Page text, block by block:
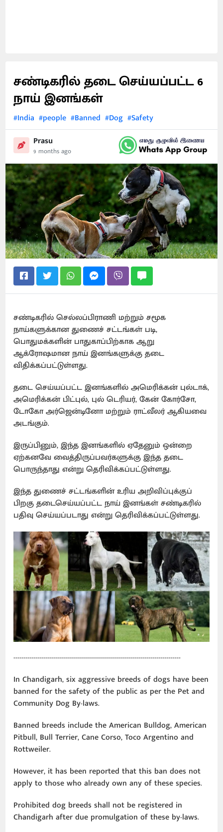
சண்டிகரில் தடை செய்யப்பட்ட 6
நாய் இனங்கள்
#India #people #Banned #Dog #Safety
Prasu
9 months ago
சண்டிகரில் செல்லப்பிராணி மற்றும் சமூக
நாய்களுக்கான துணைச் சட்டங்கள் படி,
பொதுமக்களின் பாதுகாப்பிற்காக ஆறு
ஆக்ரோஷமான நாய் இனங்களுக்கு தடை
விதிக்கப்பட்டுள்ளது.
தடை செய்யப்பட்ட இனங்களில் அமெரிக்கன் புல்டாக்,
அமெரிக்கன் பிட்புல், புல் டெரியர், கேன் கோர்சோ,
டோகோ அர்ஜென்டினோ மற்றும் ராட்வீலர் ஆகியவை
அடங்கும்.
இருப்பினும், இந்த இனங்களில் ஏதேனும் ஒன்றை
ஏற்கனவே வைத்திருப்பவர்களுக்கு இந்த தடை
பொருந்தாது என்று தெரிவிக்கப்பட்டுள்ளது.
இந்த துணைச் சட்டங்களின் உரிய அறிவிப்புக்குப்
பிறகு தடைசெய்யப்பட்ட நாய் இனங்கள் சண்டிகரில்
பதிவு செய்யப்படாது என்று தெரிவிக்கப்பட்டுள்ளது.
------------------------------------------------------------------------------------
In Chandigarh, six aggressive breeds of dogs have been
banned for the safety of the public as per the Pet and
Community Dog By-laws.
Banned breeds include the American Bulldog, American
Pitbull, Bull Terrier, Cane Corso, Toco Argentino and
Rottweiler.
However, it has been reported that this ban does not
apply to those who already own any of these species.
Prohibited dog breeds shall not be registered in
Chandigarh after due promulgation of these by-laws.